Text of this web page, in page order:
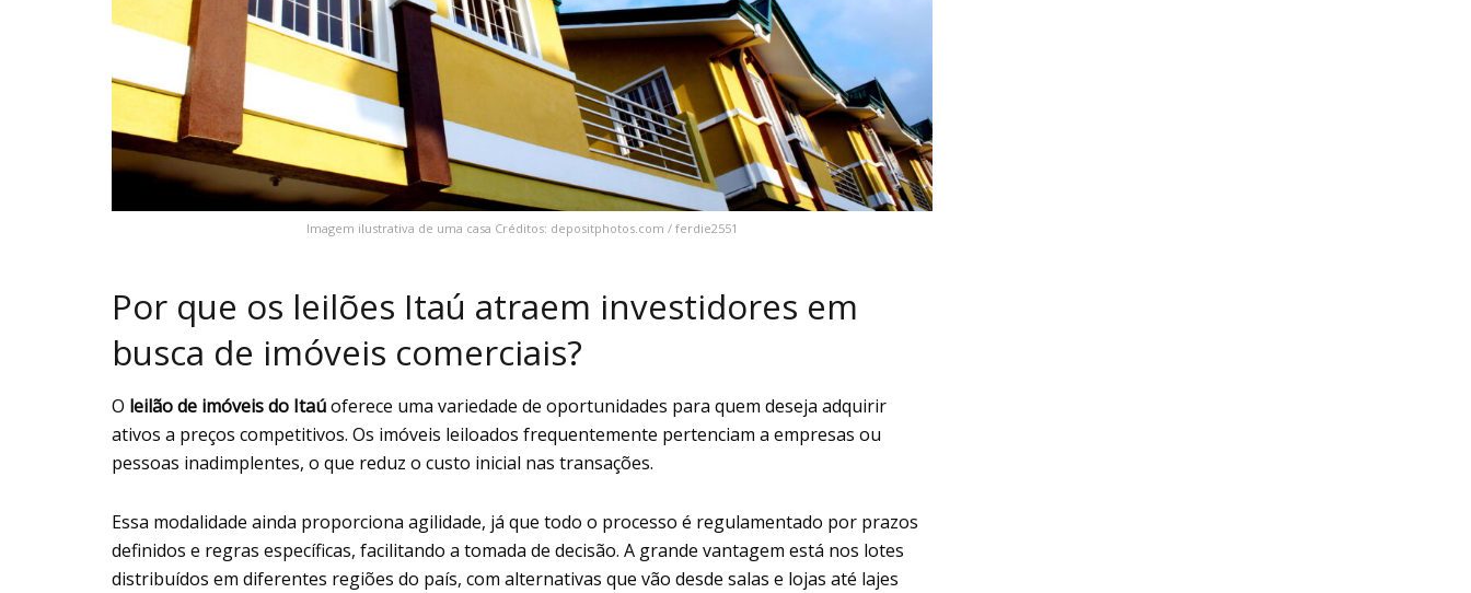
Imagem ilustrativa de uma casa Créditos: depositphotos.com / ferdie2551
Por que os leilões Itaú atraem investidores em
busca de imóveis comerciais?
O leilão de imóveis do Itaúoferece uma variedade de oportunidades para quem deseja adquirir
ativos a preços competitivos. Os imóveis leiloados frequentemente pertenciam a empresas ou
pessoas inadimplentes, o que reduz o custo inicial nas transações.
Essa modalidade ainda proporciona agilidade, já que todo o processo é regulamentado por prazos
definidos e regras específicas, facilitando a tomada de decisão. A grande vantagem está nos lotes
distribuídos em diferentes regiões do país, com alternativas que vão desde salas e lojas até lajes